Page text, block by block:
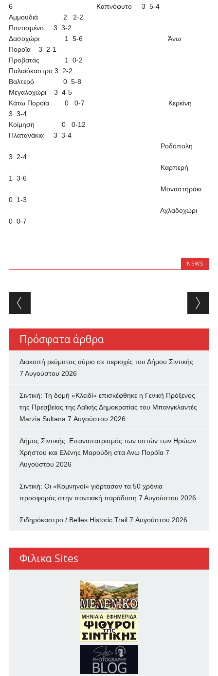
6 Καπνόφυτο 3 5-4
Αμμουδιά 2 2-2
Ποντισμένο 3 3-2
Δασοχώρι 1 5-6 Άνω
Ποροϊα 3 2-1
Προβατάς 1 0-2
Παλαιόκαστρο 3 2-2
Βαλτερό 0 5-8
Μεγαλοχώρι 3 4-5
Κάτω Ποροϊα 0 0-7 Κερκίνη
3 3-4
Κοίμηση 0 0-12
Πλατανάκια 3 3-4
Ροδόπολη
3 2-4
Καρπερή
1 3-6
Μοναστηράκι
0 1-3
Αχλαδοχώρι
0 0-7
NEWS
Post navigation
Πρόσφατα άρθρα
Διακοπή ρεύματος αύριο σε περιοχές του Δήμου Σιντικής
7 Αυγούστου 2026
Σιντική: Τη δομή «Κλειδί» επισκέφθηκε η Γενική Πρόξενος
της Πρεσβείας της Λαϊκής Δημοκρατίας του Μπανγκλαντές
Marzia Sultana 7 Αυγούστου 2026
Δήμος Σιντικής: Επαναπατρισμός των oστών των Ηρώων
Χρήστου και Ελένης Μαρούδη στα Ανω Πορόϊα 7
Αυγούστου 2026
Σιντική: Οι «Κομνηνοί» γιόρτασαν τα 50 χρόνια
προσφοράς στην ποντιακή παράδοση 7 Αυγούστου 2026
Σιδηρόκαστρο / Belles Historic Trail 7 Αυγούστου 2026
Φιλικα Sites